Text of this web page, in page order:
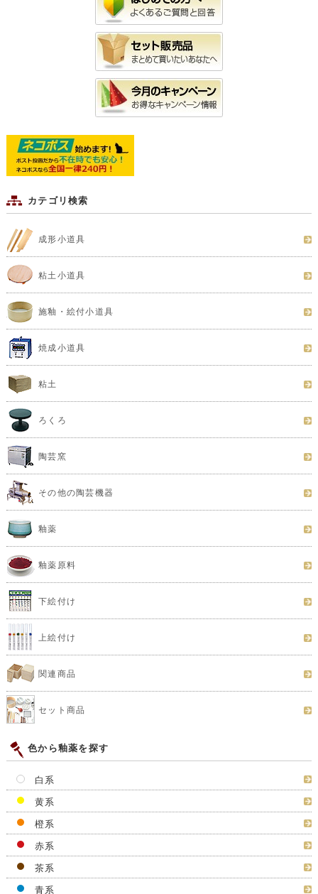
カテゴリ検索
成形小道具
粘土小道具
施釉・絵付小道具
焼成小道具
粘土
ろくろ
陶芸窯
その他の陶芸機器
釉薬
釉薬原料
下絵付け
上絵付け
関連商品
セット商品
色から釉薬を探す
白系
黄系
橙系
赤系
茶系
青系